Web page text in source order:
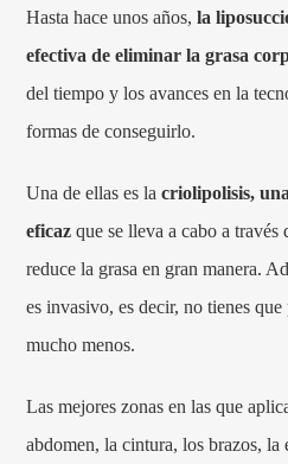
Hasta hace unos años, la
efectiva de eliminar la grasa
del tiempo y los avances en la
formas de conseguirlo.
Una de ellas es lacriolipolisis,
eficaz que se lleva a cabo a
reduce la grasa en gran manera.
es invasivo, es decir, no tienes
mucho menos.
Las mejores zonas en las que
abdomen, la cintura, los brazos, la